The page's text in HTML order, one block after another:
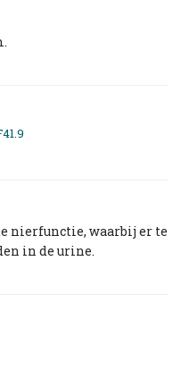
nierfunctie, waarbij er te
in de urine.